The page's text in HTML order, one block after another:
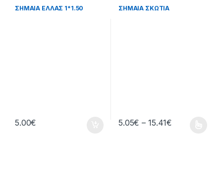
ΣΗΜΑΙΑ ΕΛΛΑΣ 1*1.50
5.00€
ΣΗΜΑΙΑ ΣΚΩΤΙΑ
5.05€ – 15.41€